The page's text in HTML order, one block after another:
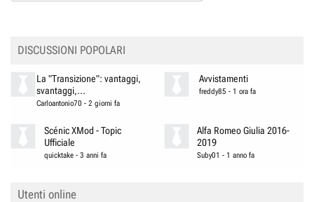
n
DISCUSSIONI POPOLARI
La "Transizione": vantaggi,
svantaggi,...
Carloantonio70 - 2 giorni fa
Avvistamenti
freddy85 - 1 ora fa
Scénic XMod - Topic
Ufficiale
quicktake -3 anni fa
Alfa Romeo Giulia 2016-
2019
Suby01 - 1 anno fa
Utenti online